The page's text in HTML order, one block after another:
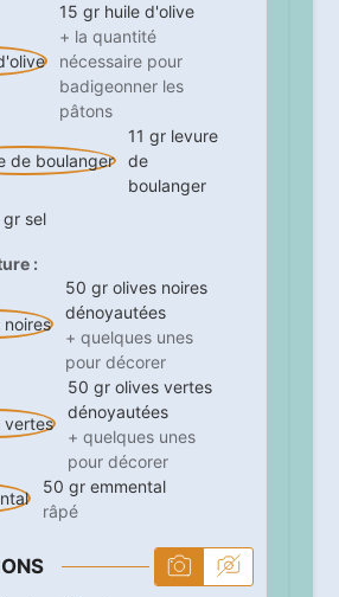
15 gr huile d'olive
+ la quantité
nécessaire pour
badigeonner les
pâtons
11 gr levure
de
boulanger
gr sel
:
50 gr olives noires
dénoyautées
+ quelques unes
pour décorer
50 gr olives vertes
dénoyautées
+ quelques unes
pour décorer
50 gr emmental
râpé